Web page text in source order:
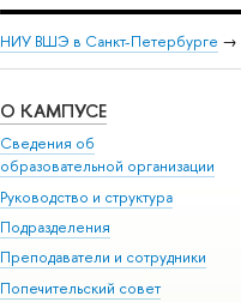
НИУ ВШЭ в Санкт-Петербурге →
О КАМПУСЕ
Сведения об
образовательной организации
Руководство и структура
Подразделения
Преподаватели и сотрудники
Попечительский совет